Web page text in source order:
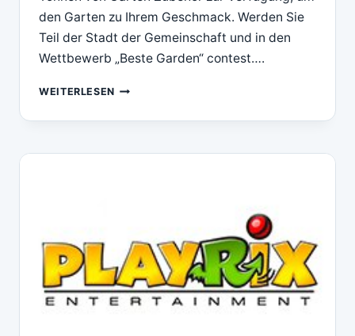
den Garten zu Ihrem Geschmack. Werden Sie
Teil der Stadt der Gemeinschaft und in den
Wettbewerb „Beste Garden“ contest….
WEITERLESENDOWNLOAD
GARDENSCAPES